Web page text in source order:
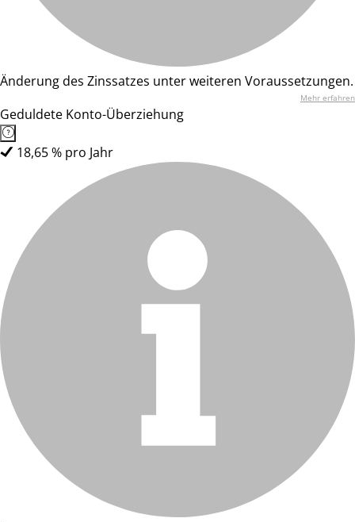
Änderung des Zinssatzes unter weiteren Voraussetzungen.
Mehr erfahren
Geduldete Konto-Überziehung
18,65 % pro Jahr